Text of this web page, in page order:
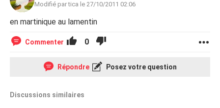
Modifié par tica le 27/10/2011 02:06
en martinique au lamentin
Commenter 0
Répondre Posez votre question
Discussions similaires